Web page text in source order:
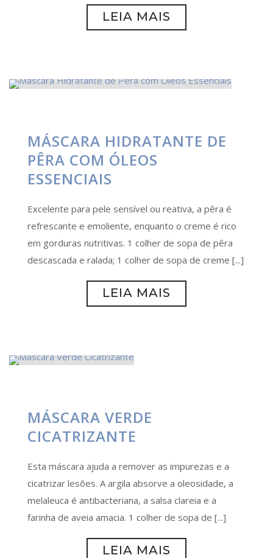
LEIA MAIS
MÁSCARA HIDRATANTE DE
PÊRA COM ÓLEOS
ESSENCIAIS
Excelente para pele sensível ou reativa, a pêra é
refrescante e emoliente, enquanto o creme é rico
em gorduras nutritivas. 1 colher de sopa de pêra
descascada e ralada; 1 colher de sopa de creme [...]
LEIA MAIS
MÁSCARA VERDE
CICATRIZANTE
Esta máscara ajuda a remover as impurezas e a
cicatrizar lesões. A argila absorve a oleosidade, a
melaleuca é antibacteriana, a salsa clareia e a
farinha de aveia amacia. 1 colher de sopa de [...]
LEIA MAIS